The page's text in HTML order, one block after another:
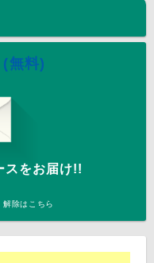
(無料)
スをお届け!!
除はこちら